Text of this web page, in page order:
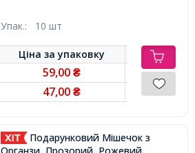
Упак.: 10 шт
Ціна заупаковку
59,00₴
47,00₴
Подарунковий Мішечок з